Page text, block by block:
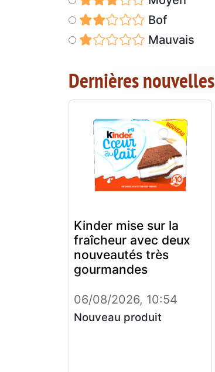
Bof
Mauvais
Dernières nouvelles
Kinder mise sur la
fraîcheur avec deux
nouveautés très
gourmandes
06/08/2026, 10:54
Nouveau produit